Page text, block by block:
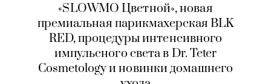
«SLOWMO Цветной», новая
премиальная парикмахерская BLK
RED, процедуры интенсивного
импульсного света в Dr. Teter
Cosmetology и новинки домашнего